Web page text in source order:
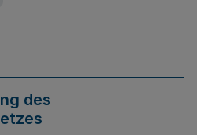
des